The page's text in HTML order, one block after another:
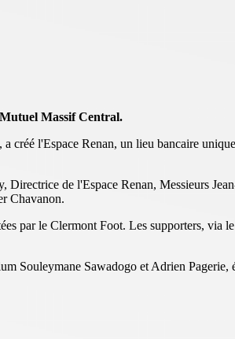
Massif Central.
créé l'Espace Renan, un lieu bancaire
de l'Espace Renan, Messieurs
Chavanon.
par le Clermont Foot. Les supporters, via
Souleymane Sawadogo et Adrien Pagerie,